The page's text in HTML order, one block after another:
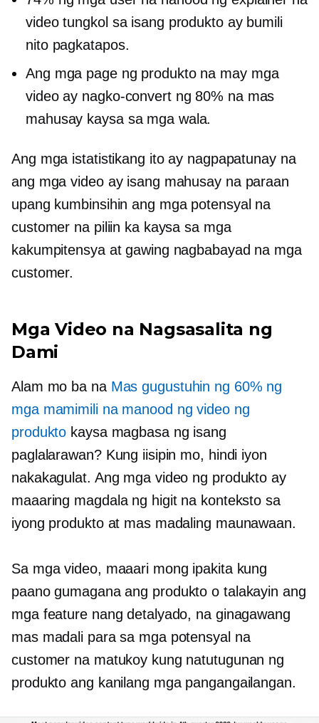
video tungkol sa isang produkto ay bumili
nito pagkatapos.
Ang mga page ng produkto na may mga
video ay nagko-convert ng 80% na mas
mahusay kaysa sa mga wala.
Ang mga istatistikang ito ay nagpapatunay na
ang mga video ay isang mahusay na paraan
upang kumbinsihin ang mga potensyal na
customer na piliin ka kaysa sa mga
kakumpitensya at gawing nagbabayad na mga
customer.
Mga Video na Nagsasalita ng
Dami
Alam mo ba na Mas gugustuhin ng 60% ng
mga mamimili na manood ng video ng
produkto kaysa magbasa ng isang
paglalarawan? Kung iisipin mo, hindi iyon
nakakagulat. Ang mga video ng produkto ay
maaaring magdala ng higit na konteksto sa
iyong produkto at mas madaling maunawaan.
Sa mga video, maaari mong ipakita kung
paano gumagana ang produkto o talakayin ang
mga feature nang detalyado, na ginagawang
mas madali para sa mga potensyal na
customer na matukoy kung natutugunan ng
produkto ang kanilang mga pangangailangan.